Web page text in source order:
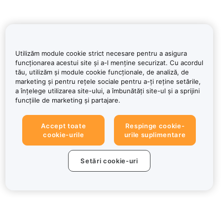
Utilizăm module cookie strict necesare pentru a asigura
funcționarea acestui site și a-l menține securizat. Cu acordul
tău, utilizăm și module cookie funcționale, de analiză, de
marketing și pentru rețele sociale pentru a-ți reține setările,
a înțelege utilizarea site-ului, a îmbunătăți site-ul și a sprijini
funcțiile de marketing și partajare.
Accept toate
cookie-urile
Respinge cookie-
urile suplimentare
Setări cookie-uri